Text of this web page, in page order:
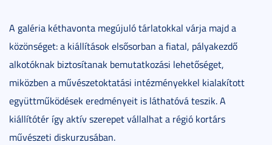
A galéria kéthavonta megújuló tárlatokkal várja majd a
közönséget: a kiállítások elsősorban a fiatal, pályakezdő
alkotóknak biztosítanak bemutatkozási lehetőséget,
miközben a művészetoktatási intézményekkel kialakított
együttműködések eredményeit is láthatóvá teszik. A
kiállítótér így aktív szerepet vállalhat a régió kortárs
művészeti diskurzusában.